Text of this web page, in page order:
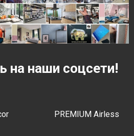
на наши соцсети!
PREMIUM Airless